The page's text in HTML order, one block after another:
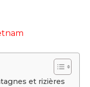
et rizières